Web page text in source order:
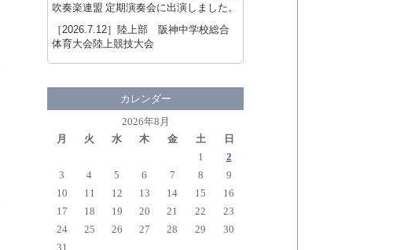
吹奏楽連盟 定期演奏会に出演しました。
［2026.7.12］ 陸上部 阪神中学校総合
体育大会陸上競技大会
カレンダー
2026年8月
月
火 水 木 金 土 日
1
2
3
4 5 6 7 8
9
10
11 12 13 14 15
16
17
18 19 20 21 22
23
24
25 26 27 28 29
30
31